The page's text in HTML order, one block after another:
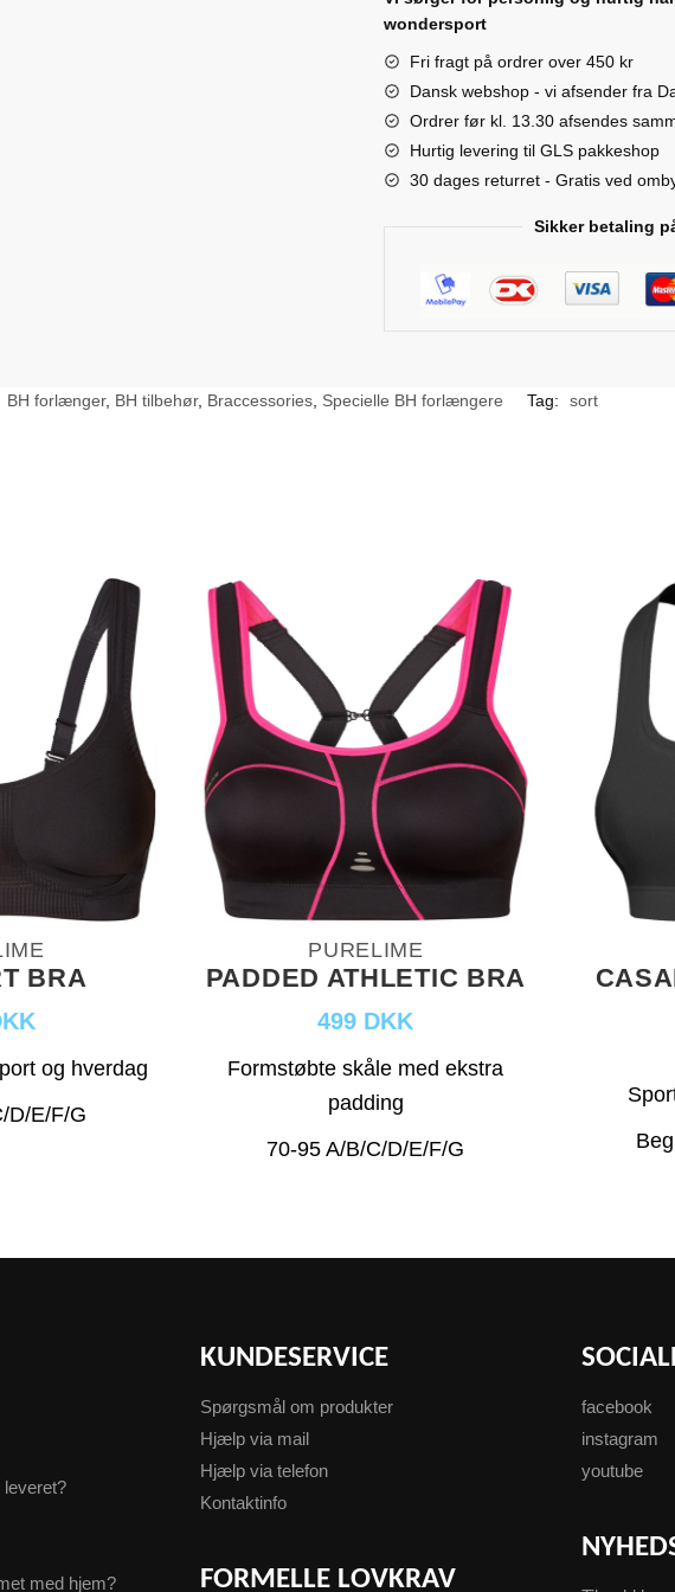
åben
quantity
wondersport
Fri fragt på ordrer over 450 kr
Dansk webshop - vi afsender fra
Ordrer før kl. 13.30 afsendes
Hurtig levering til GLS pakkeshop
30 dages returret - Gratis ved
Sikker betaling
BH forlænger, BH tilbehør, Braccessories, Specielle BH forlængere Tag: sort
BRA
og hverdag
D/E/F/G
PURELIME
PADDED ATHLETIC BRA
499 DKK
Formstøbte skåle med ekstra
padding
70-95 A/B/C/D/E/F/G
med hjem?
KUNDESERVICE
Spørgsmål om produkter
Hjælp via mail
Hjælp via telefon
Kontaktinfo
FORMELLE LOVKRAV
facebook
instagram
youtube